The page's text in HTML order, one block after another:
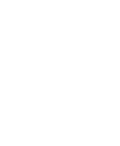
GeoEye,
GIS User Community